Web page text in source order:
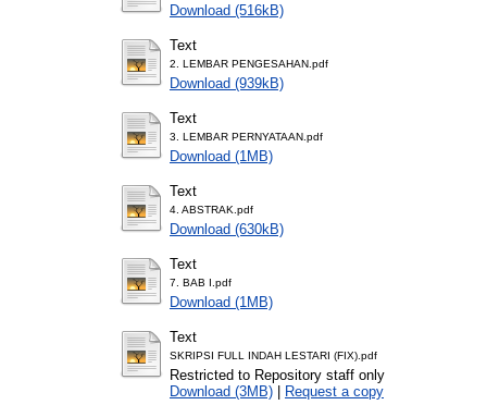
Download (516kB)
Text
2. LEMBAR PENGESAHAN.pdf
Download (939kB)
Text
3. LEMBAR PERNYATAAN.pdf
Download (1MB)
Text
4. ABSTRAK.pdf
Download (630kB)
Text
7. BAB I.pdf
Download (1MB)
Text
SKRIPSI FULL INDAH LESTARI (FIX).pdf
Restricted to Repository staff only
Download (3MB) | Request a copy